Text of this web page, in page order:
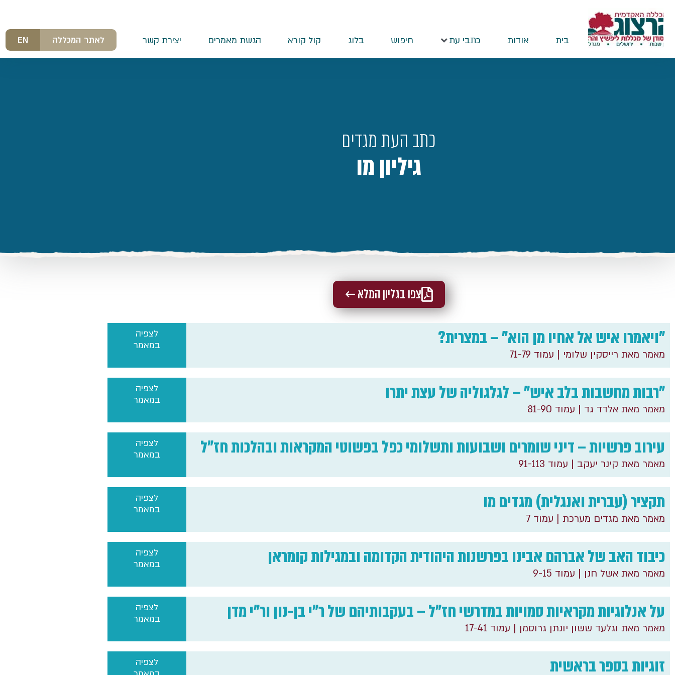
בית אודות כתבי עת חיפוש בלוג קול קורא הגשת מאמרים יצירת קשר לאתר המכללה EN
כתב העת מגדים
גיליון מו
צפו בגליון המלא ←
לצפיה
במאמר
"ויאמרו איש אל אחיו מן הוא" – במצרית?
מאמר מאת רייסקין שלומי | עמוד 71-79
לצפיה
במאמר
"רבות מחשבות בלב איש" – לגלגוליה של עצת יתרו
מאמר מאת אלדד גד | עמוד 81-90
לצפיה
במאמר
עירוב פרשיות – דיני שומרים ושבועות ותשלומי כפל בפשוטי המקראות ובהלכות חז"ל
מאמר מאת קינר יעקב | עמוד 91-113
לצפיה
במאמר
תקציר (עברית ואנגלית) מגדים מו
מאמר מאת מגדים מערכת | עמוד 7
לצפיה
במאמר
כיבוד האב של אברהם אבינו בפרשנות היהודית הקדומה ובמגילות קומראן
מאמר מאת אשל חנן | עמוד 9-15
לצפיה
במאמר
על אנלוגיות מקראיות סמויות במדרשי חז"ל – בעקבותיהם של ר"י בן-נון ור"י מדן
מאמר מאת וגלעד ששון יונתן גרוסמן | עמוד 17-41
לצפיה
זוגיות בספר בראשית